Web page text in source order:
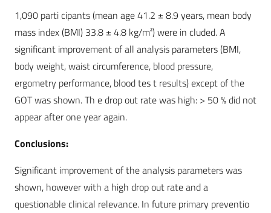
1,090 parti cipants (mean age 41.2 ± 8.9 years, mean body
mass index (BMI) 33.8 ± 4.8 kg/m²) were in cluded. A
significant improvement of all analysis parameters (BMI,
body weight, waist circumference, blood pressure,
ergometry performance, blood tes t results) except of the
GOT was shown. Th e drop out rate was high: > 50 % did not
appear after one year again.
Conclusions:
Significant improvement of the analysis parameters was
shown, however with a high drop out rate and a
questionable clinical relevance. In future primary preventio